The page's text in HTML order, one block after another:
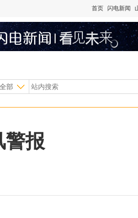
首页 闪电新闻
部
警报